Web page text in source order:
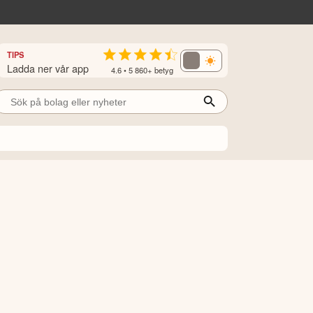
TIPS
Ladda ner vår app 4.6 • 5 860+ betyg